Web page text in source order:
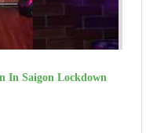
In Saigon Lockdown